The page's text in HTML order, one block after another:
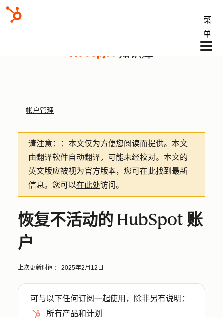
菜
单
知识库
帐户管理
请注意： ：本文仅为方便您阅读而提供。 本文
由翻译软件自动翻译，可能未经校对。本文的
英文版应被视为官方版本，您可在此找到最新
信息。您可以在此处访问。
恢复不活动的 HubSpot 账
户
上次更新时间： 2025年2月12日
可与以下任何订阅一起使用，除非另有说明：
所有产品和计划